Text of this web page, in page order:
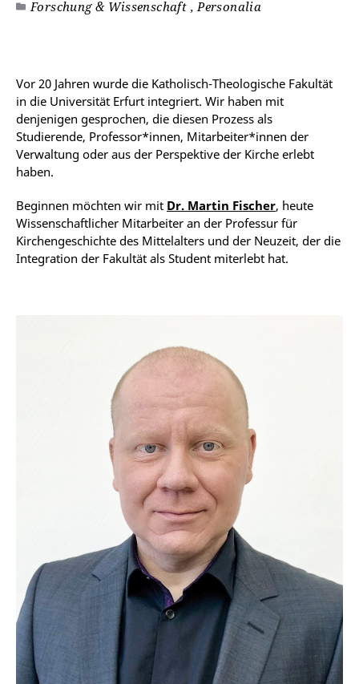
Forschung & Wissenschaft , Personalia
Vor 20 Jahren wurde die Katholisch-Theologische Fakultät
in die Universität Erfurt integriert. Wir haben mit
denjenigen gesprochen, die diesen Prozess als
Studierende, Professor*innen, Mitarbeiter*innen der
Verwaltung oder aus der Perspektive der Kirche erlebt
haben.
Beginnen möchten wir mit Dr. Martin Fischer, heute
Wissenschaftlicher Mitarbeiter an der Professur für
Kirchengeschichte des Mittelalters und der Neuzeit, der die
Integration der Fakultät als Student miterlebt hat.